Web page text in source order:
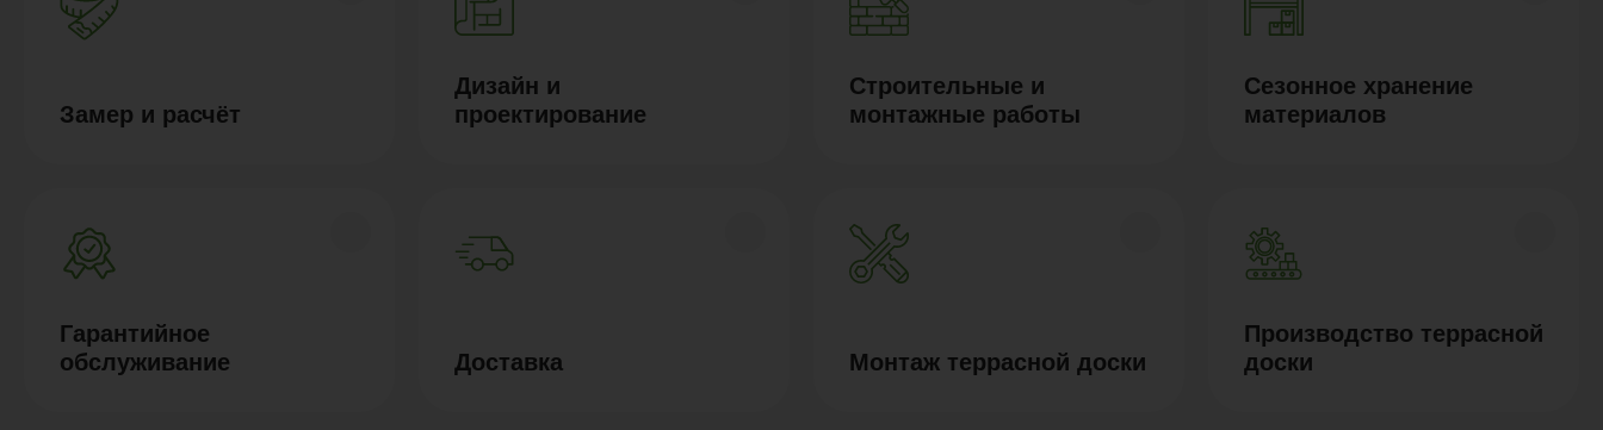
Замер и расчёт
Дизайн и
проектирование
Строительные и
монтажные работы
Сезонное хранение
материалов
Гарантийное
обслуживание
Доставка Монтаж террасной доски
Производство террасной
доски